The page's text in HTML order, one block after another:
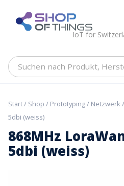
content
IoT for
Suchen
Hersteller,
Start/ Shop / Prototyping/ Netzwerk
5dbi (weiss)
868MHz
5dbi (weiss)